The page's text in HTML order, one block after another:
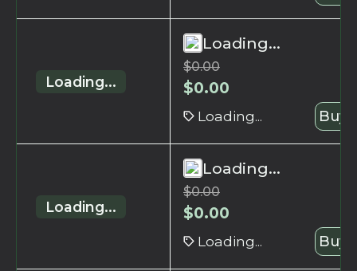
Loading...
Loading...
$0.00
$0.00
Loading... Buy
Loading...
Loading...
$0.00
$0.00
Loading... Buy